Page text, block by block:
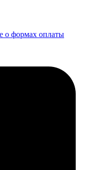
о формах оплаты